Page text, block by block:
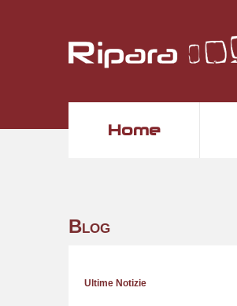
Home
Blog
Ultime Notizie